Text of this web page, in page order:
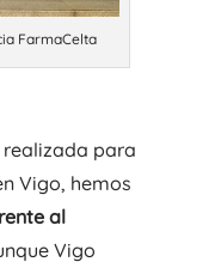
FarmaCelta
realizada para
Vigo, hemos
al
Vigo